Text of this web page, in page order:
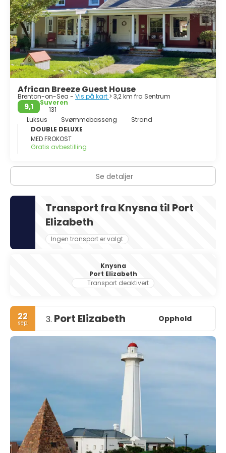
nyte naturen.
African Breeze Guest House
Brenton-on-Sea - Vis på kart > 3,2 km fra Sentrum
9,1
Suveren
131
Luksus
Svømmebasseng
Strand
DOUBLE DELUXE
MED FROKOST
Gratis avbestilling
Se detaljer
Transport fra Knysna til Port
Elizabeth
Ingen transport er valgt
Knysna
Port Elizabeth
Transport deaktivert
22
sep. 3. Port Elizabeth Opphold